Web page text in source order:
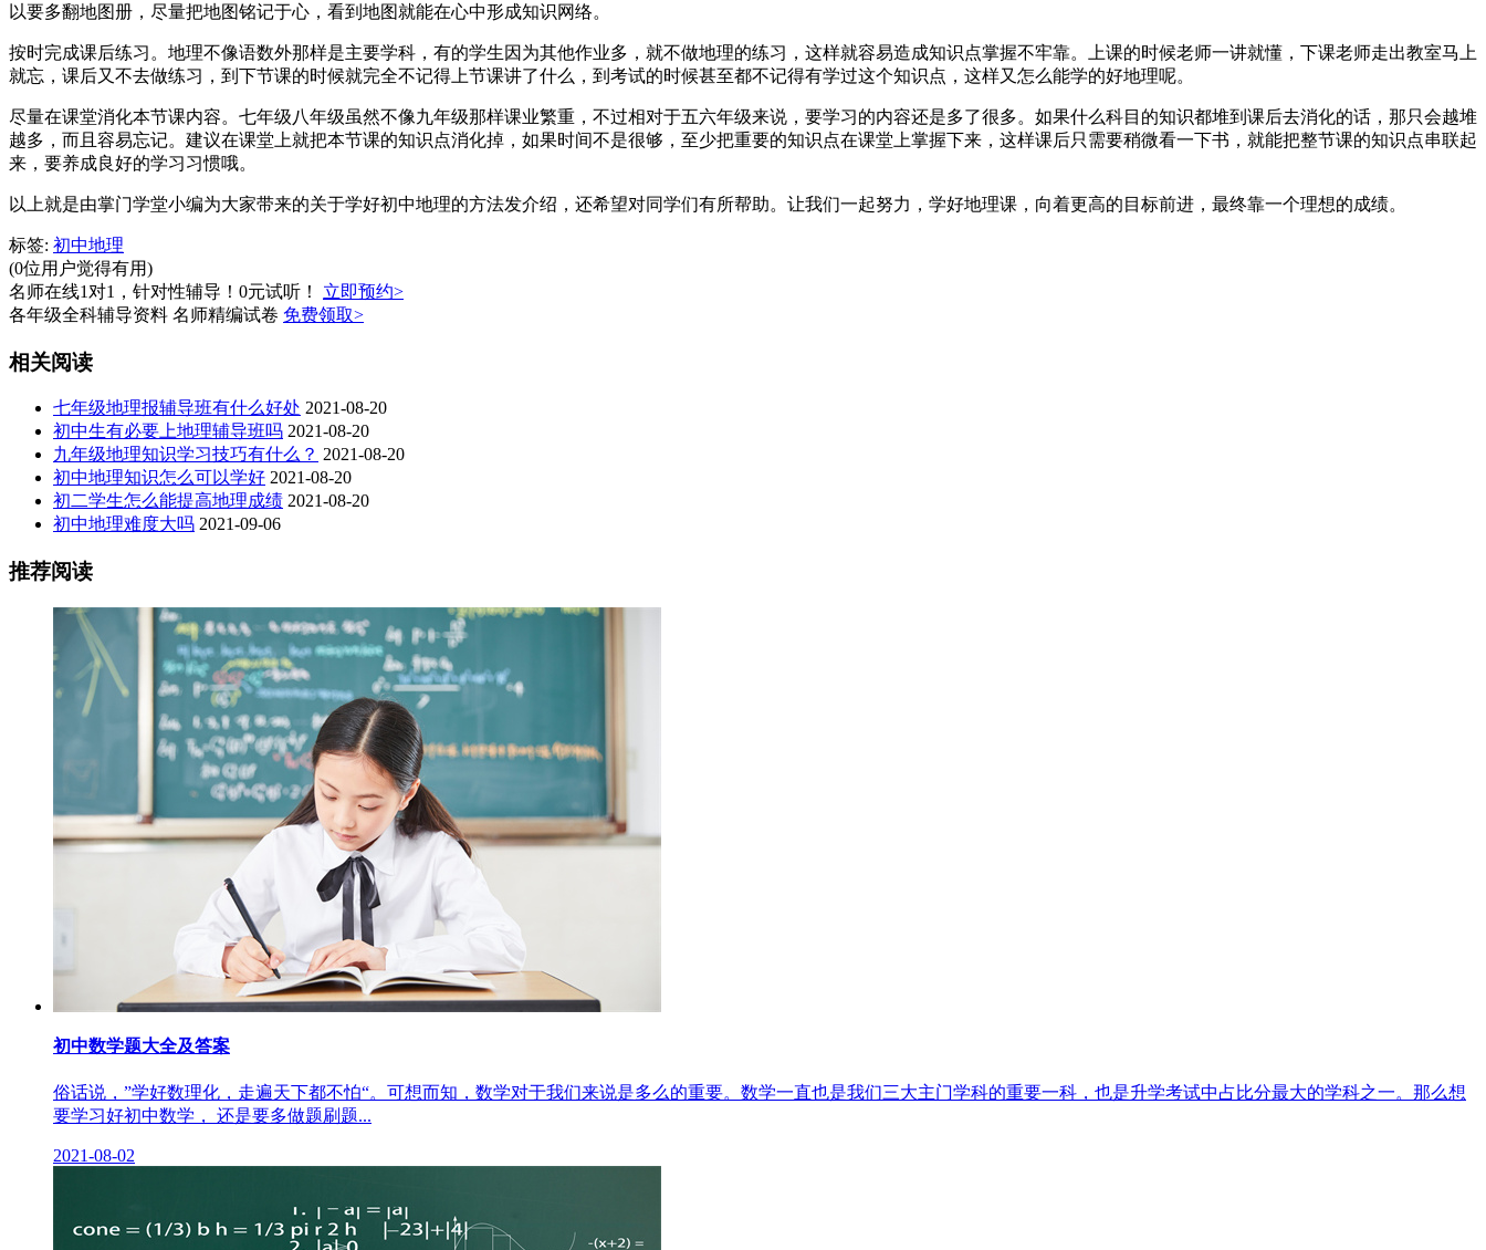
以要多翻地图册，尽量把地图铭记于心，看到地图就能在心中形成知识网络。
按时完成课后练习。地理不像语数外那样是主要学科，有的学生因为其他作业多，就不做地理的练习，这样就容易造成知识点掌握不牢靠。上课的时候老师一讲就懂，下课老师走出教室马上
就忘，课后又不去做练习，到下节课的时候就完全不记得上节课讲了什么，到考试的时候甚至都不记得有学过这个知识点，这样又怎么能学的好地理呢。
尽量在课堂消化本节课内容。七年级八年级虽然不像九年级那样课业繁重，不过相对于五六年级来说，要学习的内容还是多了很多。如果什么科目的知识都堆到课后去消化的话，那只会越堆
越多，而且容易忘记。建议在课堂上就把本节课的知识点消化掉，如果时间不是很够，至少把重要的知识点在课堂上掌握下来，这样课后只需要稍微看一下书，就能把整节课的知识点串联起
来，要养成良好的学习习惯哦。
以上就是由掌门学堂小编为大家带来的关于学好初中地理的方法发介绍，还希望对同学们有所帮助。让我们一起努力，学好地理课，向着更高的目标前进，最终靠一个理想的成绩。
标签: 初中地理
(0位用户觉得有用)
名师在线1对1，针对性辅导！0元试听！
立即预约>
各年级全科辅导资料 名师精编试卷 免费领取>
相关阅读
七年级地理报辅导班有什么好处 2021-08-20
初中生有必要上地理辅导班吗 2021-08-20
九年级地理知识学习技巧有什么？ 2021-08-20
初中地理知识怎么可以学好 2021-08-20
初二学生怎么能提高地理成绩 2021-08-20
初中地理难度大吗 2021-09-06
推荐阅读
初中数学题大全及答案
俗话说，”学好数理化，走遍天下都不怕“。可想而知，数学对于我们来说是多么的重要。数学一直也是我们三大主门学科的重要一科，也是升学考试中占比分最大的学科之一。那么想
要学习好初中数学， 还是要多做题刷题...
2021-08-02